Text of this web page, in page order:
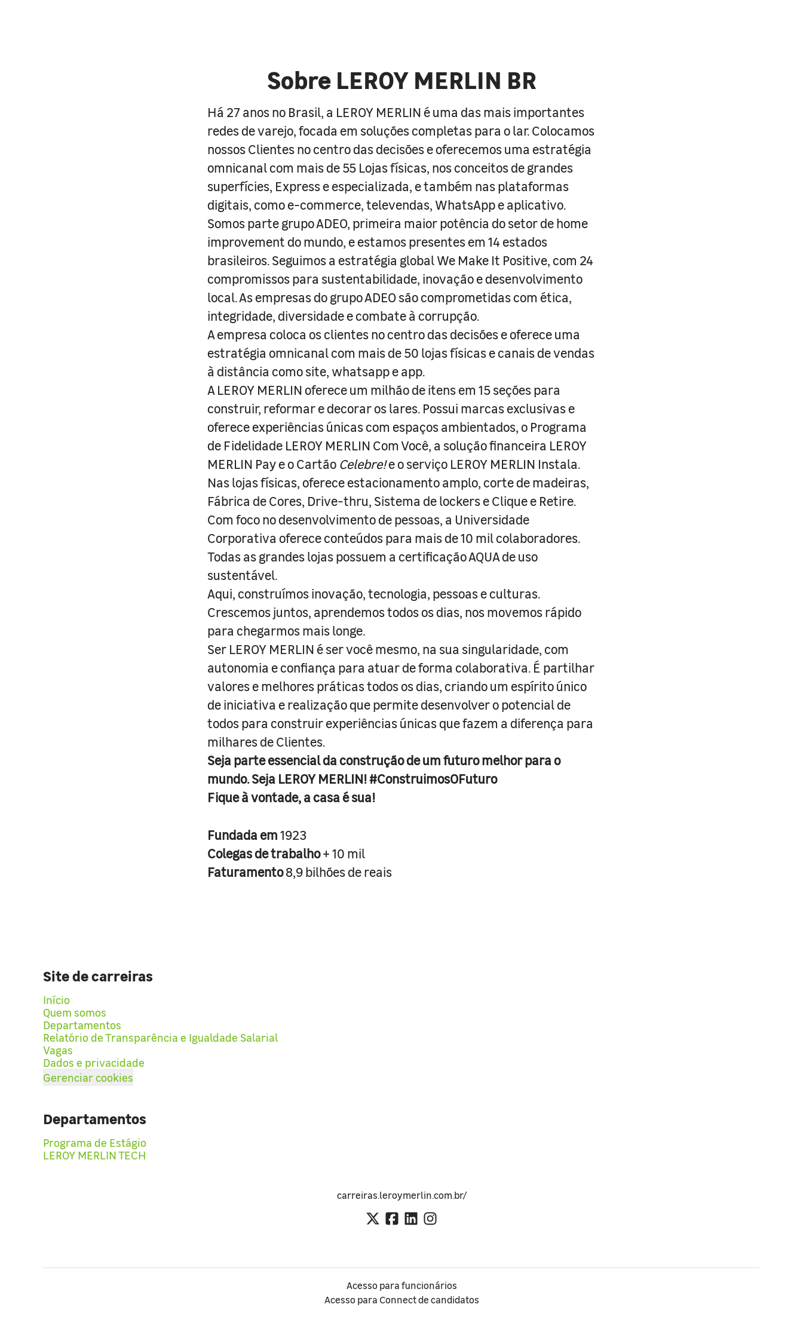
Sobre LEROY MERLIN BR
Há 27 anos no Brasil, a LEROY MERLIN é uma das mais importantes
redes de varejo, focada em soluções completas para o lar. Colocamos
nossos Clientes no centro das decisões e oferecemos uma estratégia
omnicanal com mais de 55 Lojas físicas, nos conceitos de grandes
superfícies, Express e especializada, e também nas plataformas
digitais, como e-commerce, televendas, WhatsApp e aplicativo.
Somos parte grupo ADEO, primeira maior potência do setor de home
improvement do mundo, e estamos presentes em 14 estados
brasileiros. Seguimos a estratégia global We Make It Positive, com 24
compromissos para sustentabilidade, inovação e desenvolvimento
local. As empresas do grupo ADEO são comprometidas com ética,
integridade, diversidade e combate à corrupção.
A empresa coloca os clientes no centro das decisões e oferece uma
estratégia omnicanal com mais de 50 lojas físicas e canais de vendas
à distância como site, whatsapp e app.
A LEROY MERLIN oferece um milhão de itens em 15 seções para
construir, reformar e decorar os lares. Possui marcas exclusivas e
oferece experiências únicas com espaços ambientados, o Programa
de Fidelidade LEROY MERLIN Com Você, a solução financeira LEROY
MERLIN Pay e o Cartão Celebre!e o serviço LEROY MERLIN Instala.
Nas lojas físicas, oferece estacionamento amplo, corte de madeiras,
Fábrica de Cores, Drive-thru, Sistema de lockers e Clique e Retire.
Com foco no desenvolvimento de pessoas, a Universidade
Corporativa oferece conteúdos para mais de 10 mil colaboradores.
Todas as grandes lojas possuem a certificação AQUA de uso
sustentável.
Aqui, construímos inovação, tecnologia, pessoas e culturas.
Crescemos juntos, aprendemos todos os dias, nos movemos rápido
para chegarmos mais longe.
Ser LEROY MERLIN é ser você mesmo, na sua singularidade, com
autonomia e confiança para atuar de forma colaborativa. É partilhar
valores e melhores práticas todos os dias, criando um espírito único
de iniciativa e realização que permite desenvolver o potencial de
todos para construir experiências únicas que fazem a diferença para
milhares de Clientes.
Seja parte essencial da construção de um futuro melhor para o
mundo. Seja LEROY MERLIN! #ConstruimosOFuturo
Fique à vontade, a casa é sua!
Fundada em1923
Colegas de trabalho+ 10 mil
Faturamento8,9 bilhões de reais
Site de carreiras
Início
Quem somos
Departamentos
Relatório de Transparência e Igualdade Salarial
Vagas
Dados e privacidade
Gerenciar cookies
Departamentos
Programa de Estágio
LEROY MERLIN TECH
carreiras.leroymerlin.com.br/
Acesso para funcionários
Acesso para Connect de candidatos